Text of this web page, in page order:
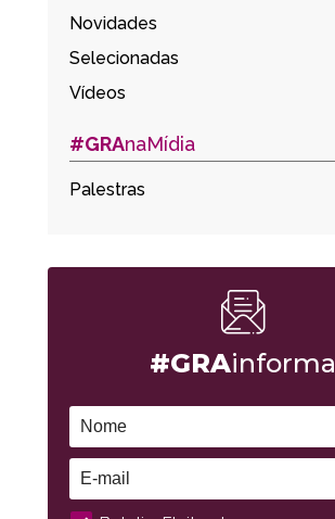
Novidades
Selecionadas
Vídeos
#GRAnaMídia
Palestras
#GRAinforma